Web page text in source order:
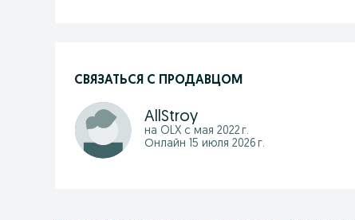
СВЯЗАТЬСЯ С ПРОДАВЦОМ
AllStroy
на OLX с мая 2022 г.
Онлайн 15 июля 2026 г.